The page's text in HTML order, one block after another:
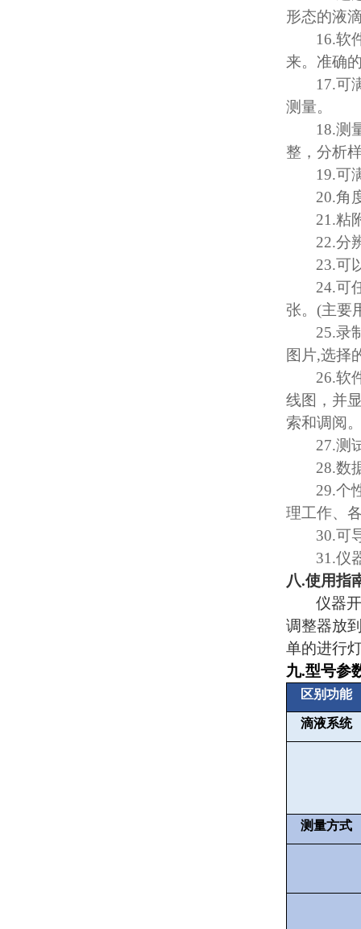
形态的液
16.软
来。准确
17.可
测量。
18.测
整，分析
19.可
20.角
21.粘
22.分
23.可
24.可
张。 (主要
25.录
图片,选择
26.软
线图，并
索和调阅
27.测
28.数
29.个
理工作、
30.可
31.仪
八.使用指
仪器
调整器放
单的进行
九.型号参
区别功能
滴液系统
测量方式